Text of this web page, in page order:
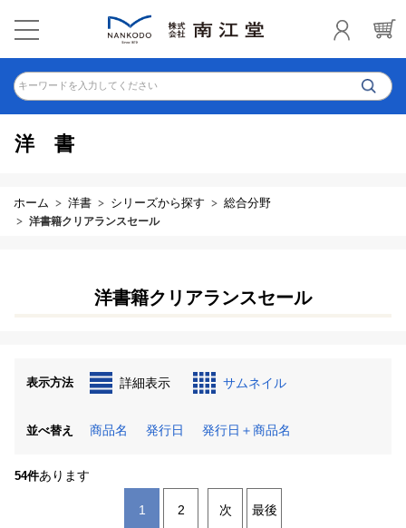
キーワードを入力してください
洋書
ホーム 洋書 シリーズから探す 総合分野
洋書籍クリアランスセール
洋書籍クリアランスセール
表示方法 詳細表示 サムネイル
並べ替え 商品名 発行日 発行日＋商品名
54件あります
1 2 次 最後